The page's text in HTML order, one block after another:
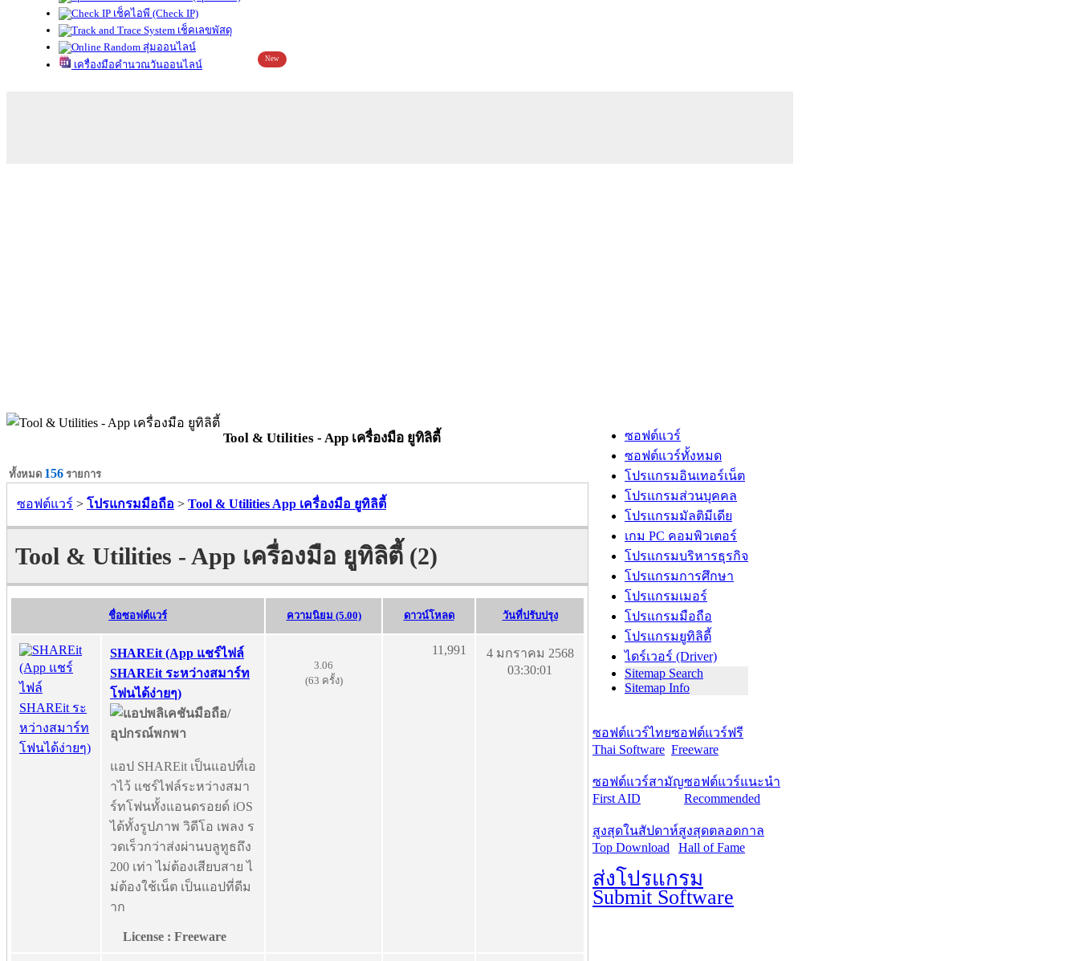
เช็คไอพี (Check IP)
เช็คเลขพัสดุ
สุ่มออนไลน์
เครื่องมือคำนวณวันออนไลน์
New
Tool & Utilities - App เครื่องมือ ยูทิลิตี้
ทั้งหมด 156 รายการ
ซอฟต์แวร์ > โปรแกรมมือถือ > Tool & Utilities App เครื่องมือ ยูทิลิตี้
Tool & Utilities - App เครื่องมือ ยูทิลิตี้ (2)
ชื่อซอฟต์แวร์ ความนิยม (5.00) ดาวน์โหลด วันที่ปรับปรุง
SHAREit (App แชร์ไฟล์
SHAREit ระหว่างสมาร์ท
โฟนได้ง่ายๆ)
แอป SHAREit เป็นแอปที่เอ
าไว้ แชร์ไฟล์ระหว่างสมา
ร์ทโฟนทั้งแอนดรอยด์ iOS
ได้ทั้งรูปภาพ วิดีโอ เพลง ร
วดเร็วกว่าส่งผ่านบลูทูธถึง
200 เท่า ไม่ต้องเสียบสาย ไ
ม่ต้องใช้เน็ต เป็นแอปที่ดีม
าก
License : Freeware
3.06
(63 ครั้ง)
11,991
4 มกราคม 2568
03:30:01
ซอฟต์แวร์
ซอฟต์แวร์ทั้งหมด
โปรแกรมอินเทอร์เน็ต
โปรแกรมส่วนบุคคล
โปรแกรมมัลติมีเดีย
เกม PC คอมพิวเตอร์
โปรแกรมบริหารธุรกิจ
โปรแกรมการศึกษา
โปรแกรมเมอร์
โปรแกรมมือถือ
โปรแกรมยูทิลิตี้
ไดร์เวอร์ (Driver)
Sitemap Search
Sitemap Info
ซอฟต์แวร์ไทย
Thai Software
ซอฟต์แวร์ฟรี
Freeware
ซอฟต์แวร์สามัญ
First AID
ซอฟต์แวร์แนะนำ
Recommended
สูงสุดในสัปดาห์
Top Download
สูงสุดตลอดกาล
Hall of Fame
ส่งโปรแกรม
Submit Software